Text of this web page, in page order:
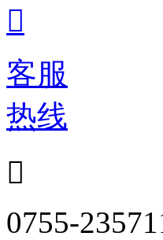

客服
热线

0755-